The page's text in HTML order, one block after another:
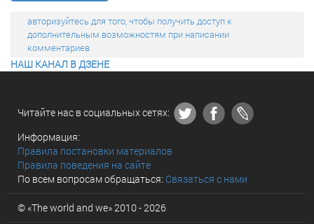
авторизуйтесь для того, чтобы получить доступ к
дополнительным возможностям при написании
комментариев
НАШ КАНАЛ В ДЗЕНЕ
Читайте нас в социальных сетях:
Информация:
Правила постановки материалов
Правила поведения на сайте
По всем вопросам обращаться: Связаться с нами
© «The world and we» 2010 - 2026